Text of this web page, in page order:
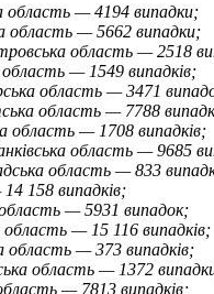
область — 4194 випадки;
область — 5662 випадки;
область — 2518
— 1549 випадків;
область — 3471
область — 7788
область — 1708 випадків;
область — 9685
область — 833
158 випадків;
— 5931 випадок;
область — 15 116 випадків;
область — 373 випадків;
область — 1372
— 7813 випадків;